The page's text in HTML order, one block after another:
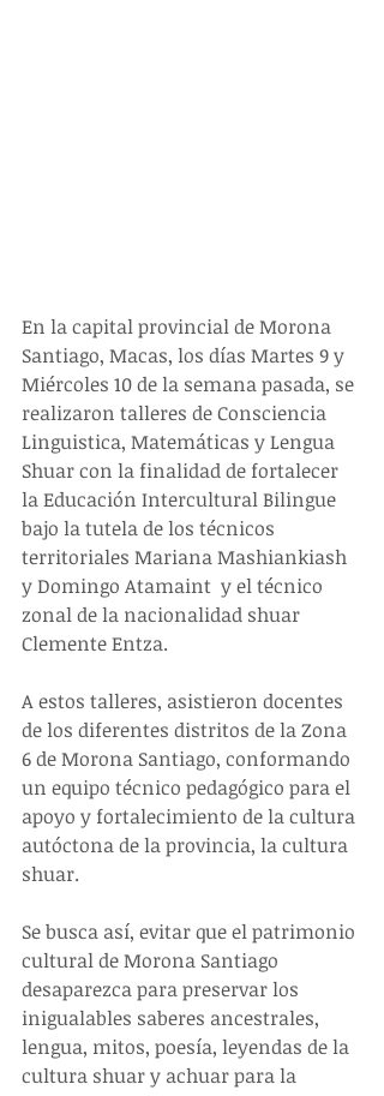
En la capital provincial de Morona
Santiago, Macas, los días Martes 9 y
Miércoles 10 de la semana pasada, se
realizaron talleres de Consciencia
Linguistica, Matemáticas y Lengua
Shuar con la finalidad de fortalecer
la Educación Intercultural Bilingue
bajo la tutela de los técnicos
territoriales Mariana Mashiankiash
y Domingo Atamaint  y el técnico
zonal de la nacionalidad shuar
Clemente Entza.
A estos talleres, asistieron docentes
de los diferentes distritos de la Zona
6 de Morona Santiago, conformando
un equipo técnico pedagógico para el
apoyo y fortalecimiento de la cultura
autóctona de la provincia, la cultura
shuar.
Se busca así, evitar que el patrimonio
cultural de Morona Santiago
desaparezca para preservar los
inigualables saberes ancestrales,
lengua, mitos, poesía, leyendas de la
cultura shuar y achuar para la